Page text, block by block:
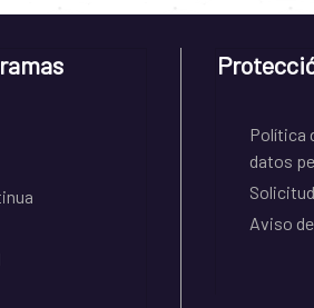
Política
datos
Aviso